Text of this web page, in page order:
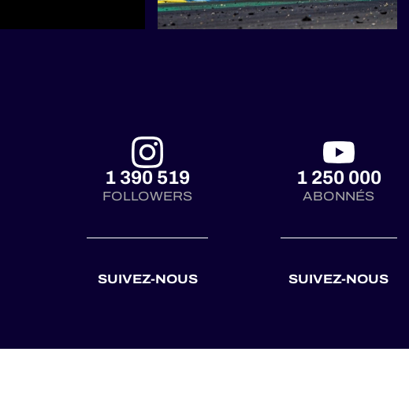
1 390 519
FOLLOWERS
SUIVEZ-NOUS
1 250 000
ABONNÉS
SUIVEZ-NOUS